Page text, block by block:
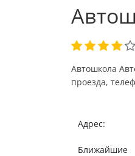
Автошкола
проезда,
Адрес:
Ближайшие